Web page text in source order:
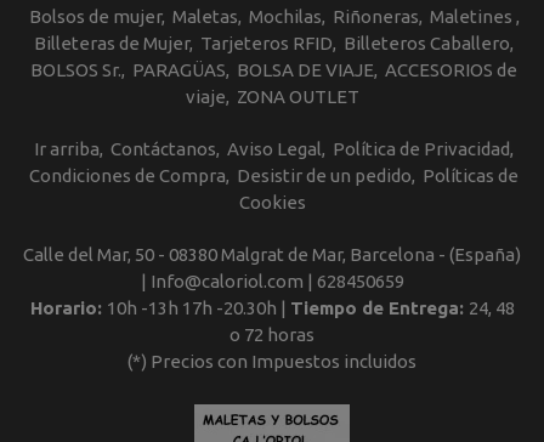
Bolsos de mujer Maletas Mochilas Riñoneras Maletines
Billeteras de Mujer Tarjeteros RFID
Billeteros Caballero
BOLSOS Sr.
PARAGÜAS BOLSA DE VIAJE ACCESORIOS de
viaje
ZONA OUTLET
Ir arriba Contáctanos Aviso Legal
Política de Privacidad
Condiciones de Compra
Desistir de un pedido
Políticas de
Cookies
Calle del Mar, 50 - 08380 Malgrat de Mar, Barcelona - (España)
| Info@caloriol.com | 628450659
Horario: 10h -13h 17h -20.30h | Tiempo de Entrega: 24, 48
o 72 horas
(*) Precios con Impuestos incluidos